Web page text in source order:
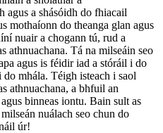
agus a shásóidh do fhiacail
mothaíonn do theanga glan agus
nuair a chogann tú, rud a
athnuachana. Tá na milseáin seo
agus is féidir iad a stóráil i do
mhála. Téigh isteach i saol
athnuachana, a bhfuil an
binneas iontu. Bain sult as
nuálach seo chun do
úr!